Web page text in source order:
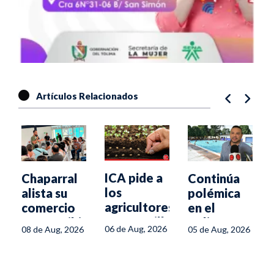
Artículos Relacionados
Chaparral
alista su
comercio
para recibir
la IV Feria
08 de Aug, 2026
ICA pide a
los
agricultores
usar semilla
autorizada
06 de Aug, 2026
Continúa
polémica
en el
Tolima por
normativa
05 de Aug, 2026